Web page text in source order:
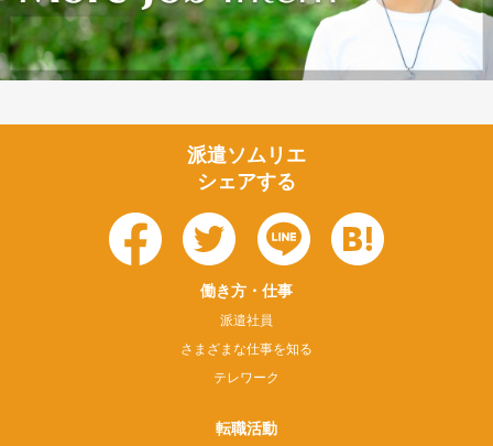
派遣ソムリエ
シェアする
働き方・仕事
派遣社員
さまざまな仕事を知る
テレワーク
転職活動